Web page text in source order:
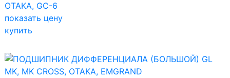
OTAKA, GC-6
показать цену
купить